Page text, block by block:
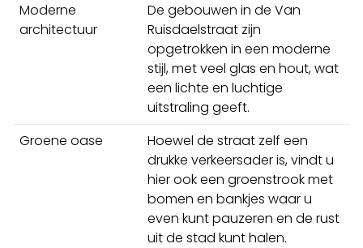
Moderne
architectuur
De gebouwen in de Van
Ruisdaelstraat zijn
opgetrokken in een moderne
stijl, met veel glas en hout, wat
een lichte en luchtige
uitstraling geeft.
Groene oase
Hoewel de straat zelf een
drukke verkeersader is, vindt u
hier ook een groenstrook met
bomen en bankjes waar u
even kunt pauzeren en de rust
uit de stad kunt halen.